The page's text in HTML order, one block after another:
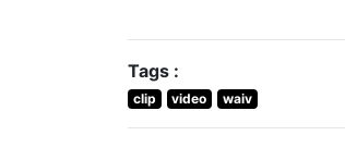
Tags :
clip video waiv